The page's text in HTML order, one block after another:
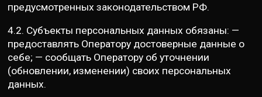
предусмотренных законодательством РФ.
4.2. Субъекты персональных данных обязаны: —
предоставлять Оператору достоверные данные о
себе; — сообщать Оператору об уточнении
(обновлении, изменении) своих персональных
данных.